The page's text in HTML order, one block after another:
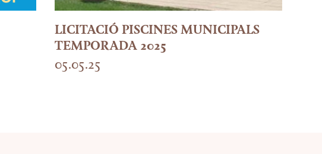
LICITACIÓ PISCINES MUNICIPALS
TEMPORADA 2025
05.05.25